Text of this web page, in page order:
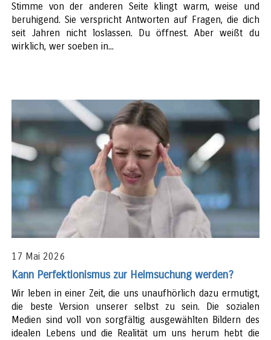
Stimme von der anderen Seite klingt warm, weise und
beruhigend. Sie verspricht Antworten auf Fragen, die dich
seit Jahren nicht loslassen. Du öffnest. Aber weißt du
wirklich, wer soeben in...
17 Mai 2026
Kann Perfektionismus zur Heimsuchung werden?
Wir leben in einer Zeit, die uns unaufhörlich dazu ermutigt,
die beste Version unserer selbst zu sein. Die sozialen
Medien sind voll von sorgfältig ausgewählten Bildern des
idealen Lebens und die Realität um uns herum hebt die